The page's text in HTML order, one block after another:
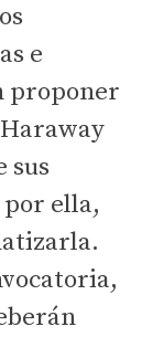
e
proponer
sus
por ella,